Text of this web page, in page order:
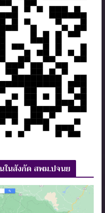
นในสังกัด สพม.ปจนย